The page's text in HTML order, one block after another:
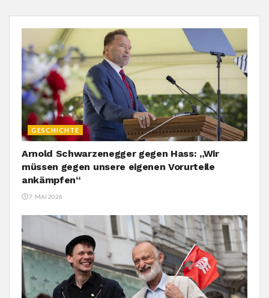
GESCHICHTE
Arnold Schwarzenegger gegen Hass: „Wir
müssen gegen unsere eigenen Vorurteile
ankämpfen“
7. MAI 2026